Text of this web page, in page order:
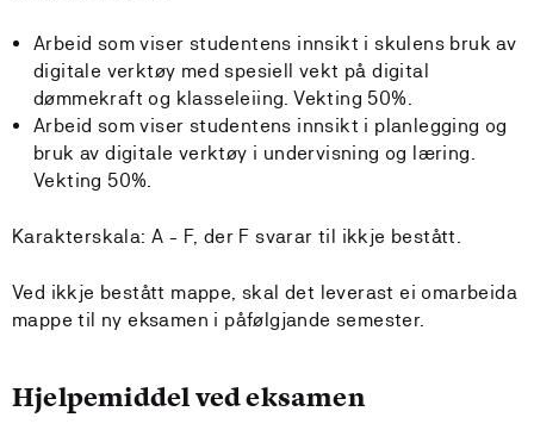
Arbeid som viser studentens innsikt i skulens bruk av
digitale verktøy med spesiell vekt på digital
dømmekraft og klasseleiing. Vekting 50%.
Arbeid som viser studentens innsikt i planlegging og
bruk av digitale verktøy i undervisning og læring.
Vekting 50%.
Karakterskala: A - F, der F svarar til ikkje bestått.
Ved ikkje bestått mappe, skal det leverast ei omarbeida
mappe til ny eksamen i påfølgjande semester.
Hjelpemiddel ved eksamen